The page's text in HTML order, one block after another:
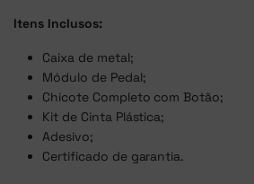
Itens Inclusos:
Caixa de metal;
Módulo de Pedal;
Chicote Completo com Botão;
Kit de Cinta Plástica;
Adesivo;
Certificado de garantia.